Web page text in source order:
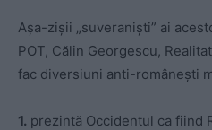
Așa-zișii „suveraniști” ai
POT, Călin Georgescu,
fac diversiuni anti-românești
1. prezintă Occidentul ca fiind